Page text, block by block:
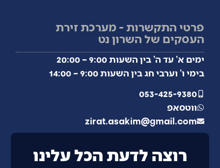
פרטי התקשרות - מערכת זירת
העסקים של השרון נט
ימים א’ עד ה’ בין השעות 9:00 – 20:00
בימי ו’ וערבי חג בין השעות 9:00 – 14:00
053-425-9380
ווטסאפ
zirat.asakim@gmail.com
רוצה לדעת הכל עלינו